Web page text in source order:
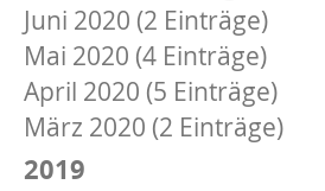
Juni 2020 (2 Einträge)
Mai 2020 (4 Einträge)
April 2020 (5 Einträge)
März 2020 (2 Einträge)
2019